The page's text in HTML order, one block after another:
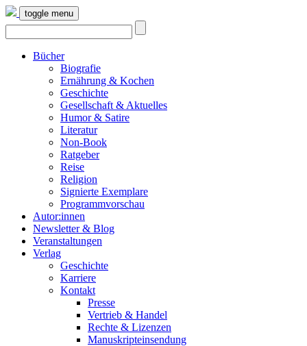
toggle menu
Bücher
Biografie
Ernährung & Kochen
Geschichte
Gesellschaft & Aktuelles
Humor & Satire
Literatur
Non-Book
Ratgeber
Reise
Religion
Signierte Exemplare
Programmvorschau
Autor:innen
Newsletter & Blog
Veranstaltungen
Verlag
Geschichte
Karriere
Kontakt
Presse
Vertrieb & Handel
Rechte & Lizenzen
Manuskripteinsendung